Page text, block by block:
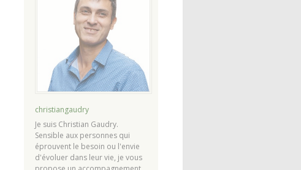
christiangaudry
Je suis Christian Gaudry.
Sensible aux personnes qui
éprouvent le besoin ou l'envie
d'évoluer dans leur vie, je vous